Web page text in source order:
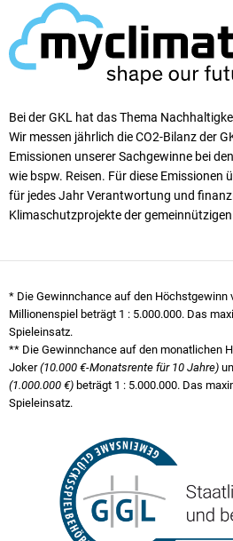
Bei der GKL hat das Thema
Wir messen jährlich die CO2-Bilanz der
Emissionen unserer Sach­ge­winne bei
wie bspw. Reisen. Für diese Emissionen
für jedes Jahr Verantwortung und
Klimaschutzprojekte der
* Die Gewinnchance auf den Höchstgewinn
Millionenspiel beträgt 1 : 5.000.000. Das
Spieleinsatz.
** Die Gewinnchance auf den monatlichen
Joker(10.000 €-Monatsrente für 10 Jahre)
(1.000.000 €) beträgt 1 : 5.000.000. Das
Spieleinsatz.